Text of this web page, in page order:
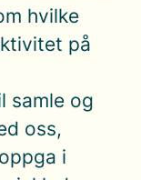
hvilke
på
samle og
oss,
i